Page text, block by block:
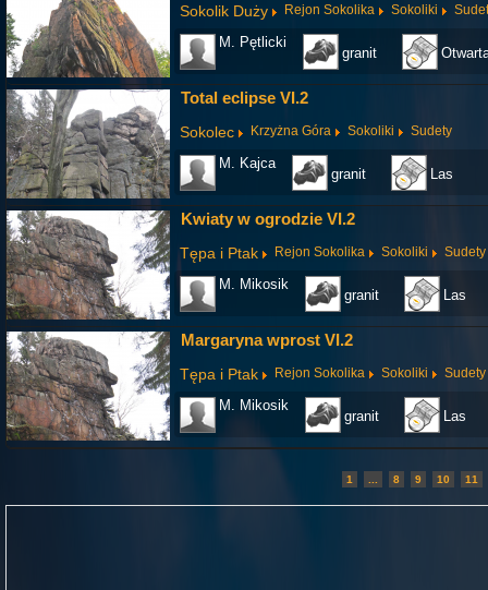
Sokolik Duży Rejon Sokolika Sokoliki
M. Pętlicki
granit
Total eclipse VI.2
Sokolec Krzyżna Góra Sokoliki Sudety
M. Kajca
granit Las
Kwiaty w ogrodzie VI.2
Tępa i Ptak Rejon Sokolika Sokoliki Sudety
M. Mikosik
granit Las
Margaryna wprost VI.2
Tępa i Ptak Rejon Sokolika Sokoliki Sudety
M. Mikosik
granit Las
1 8 9 10 11